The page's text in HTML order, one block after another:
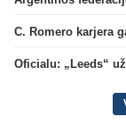
C. Romero karjera